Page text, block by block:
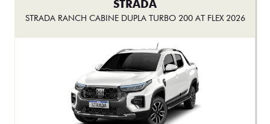
FASTBACK
FALE AGORA: (61) 99258-3731
FINANCIAMENTO
De: R$ 119.990,00
R$ 113.990,00